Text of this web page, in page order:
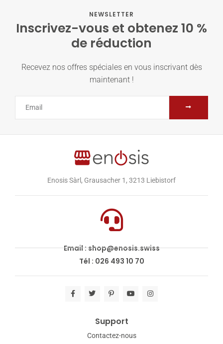
NEWSLETTER
Inscrivez-vous et obtenez 10 %
de réduction
Recevez nos offres spéciales en vous inscrivant dès
maintenant !
Enosis Sàrl, Grausacher 1, 3213 Liebistorf
Email : shop@enosis.swiss
Tél : 026 493 10 70
Support
Contactez-nous